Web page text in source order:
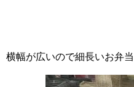
横幅が広いので細長いお弁